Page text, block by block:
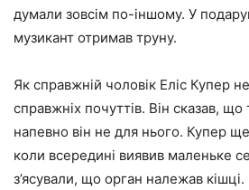
думали зовсім по-іншому. У
музикант отримав труну.
Як справжній чоловік Еліс Купер
справжніх почуттів. Він сказав,
напевно він не для нього. Купер
коли всередині виявив маленьке
з’ясували, що орган належав кішці.